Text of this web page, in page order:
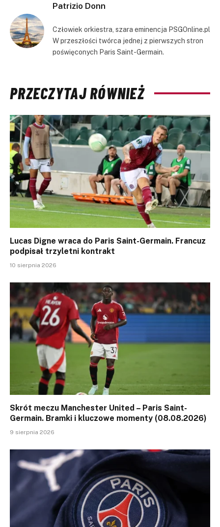
Patrizio Donn
Człowiek orkiestra, szara eminencja PSGOnline.pl
W przeszłości twórca jednej z pierwszych stron
poświęconych Paris Saint-Germain.
PRZECZYTAJ RÓWNIEŻ
Lucas Digne wraca do Paris Saint-Germain. Francuz
podpisał trzyletni kontrakt
10 sierpnia 2026
Skrót meczu Manchester United – Paris Saint-
Germain. Bramki i kluczowe momenty (08.08.2026)
9 sierpnia 2026